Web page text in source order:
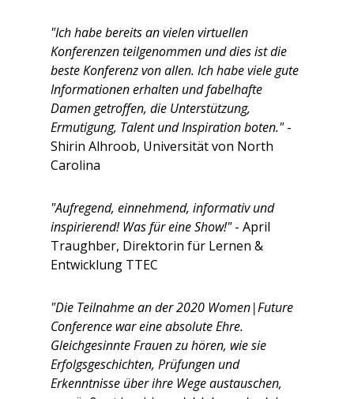
"Ich habe bereits an vielen virtuellen
Konferenzen teilgenommen und dies ist die
beste Konferenz von allen. Ich habe viele gute
Informationen erhalten und fabelhafte
Damen getroffen, die Unterstützung,
Ermutigung, Talent und Inspiration boten."-
Shirin Alhroob, Universität von North
Carolina
"Aufregend, einnehmend, informativ und
inspirierend! Was für eine Show!"- April
Traughber, Direktorin für Lernen &
Entwicklung TTEC
"Die Teilnahme an der 2020 Women|Future
Conference war eine absolute Ehre.
Gleichgesinnte Frauen zu hören, wie sie
Erfolgsgeschichten, Prüfungen und
Erkenntnisse über ihre Wege austauschen,